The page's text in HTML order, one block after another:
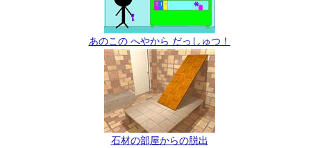
あのこの へやから だっしゅつ！
石材の部屋からの脱出